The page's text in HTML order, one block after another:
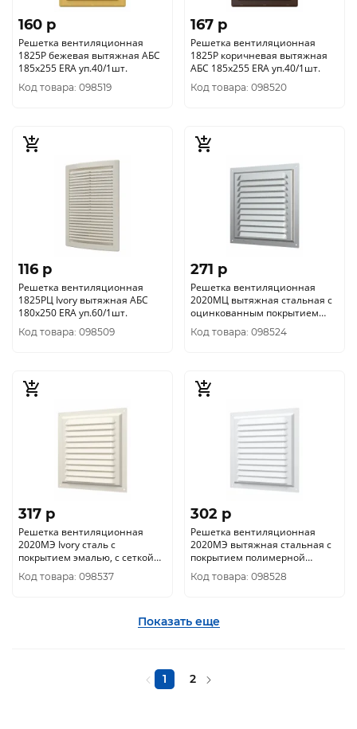
160 p
Решетка вентиляционная
1825Р бежевая вытяжная АБС
185х255 ERA уп.40/1шт.
Код товара: 098519
167 p
Решетка вентиляционная
1825Р коричневая вытяжная
АБС 185х255 ERA уп.40/1шт.
Код товара: 098520
116 p
Решетка вентиляционная
1825РЦ Ivory вытяжная АБС
180х250 ERA уп.60/1шт.
Код товара: 098509
271 p
Решетка вентиляционная
2020МЦ вытяжная стальная с
оцинкованным покрытием
200х200 ERA уп.50/1шт.
Код товара: 098524
317 p
Решетка вентиляционная
2020МЭ Ivory сталь с
покрытием эмалью, с сеткой
200х200 ERA уп.50/1шт.
Код товара: 098537
302 p
Решетка вентиляционная
2020МЭ вытяжная стальная с
покрытием полимерной
эмалью 200х200 ERA уп.50/1шт.
Код товара: 098528
Показать еще
1 2